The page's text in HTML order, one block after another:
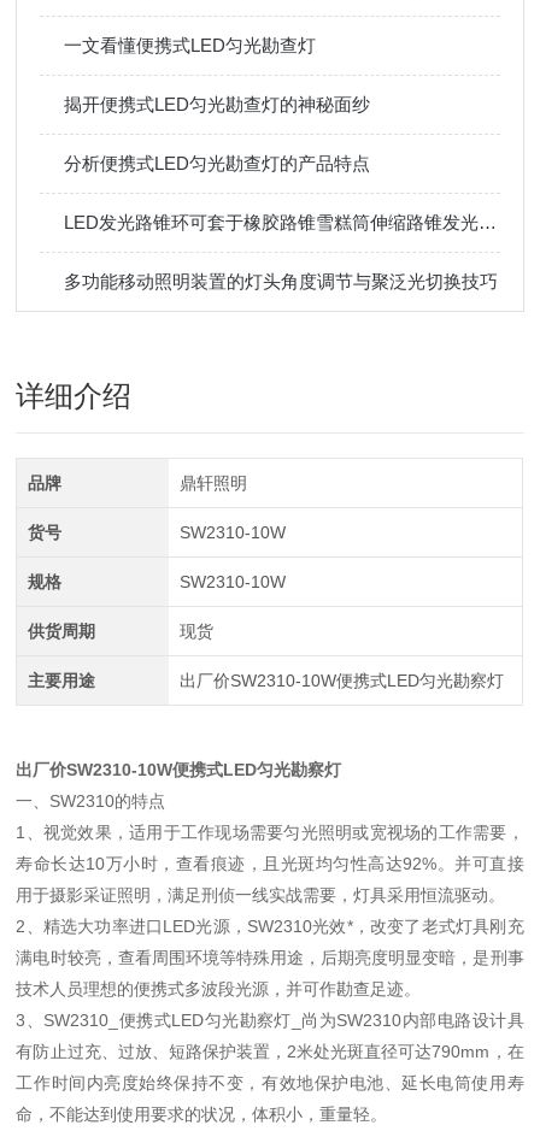
一文看懂便携式LED匀光勘查灯
揭开便携式LED匀光勘查灯的神秘面纱
分析便携式LED匀光勘查灯的产品特点
LED发光路锥环可套于橡胶路锥雪糕筒伸缩路锥发光警示圈声光路锥
多功能移动照明装置的灯头角度调节与聚泛光切换技巧
详细介绍
品牌 鼎轩照明
货号 SW2310-10W
规格 SW2310-10W
供货周期 现货
主要用途 出厂价SW2310-10W便携式LED匀光勘察灯
出厂价SW2310-10W便携式LED匀光勘察灯
一、SW2310的特点
1、视觉效果，适用于工作现场需要匀光照明或宽视场的工作需要，
寿命长达10万小时，查看痕迹，且光斑均匀性高达92%。并可直接
用于摄影采证照明，满足刑侦一线实战需要，灯具采用恒流驱动。
2、精选大功率进口LED光源，SW2310光效*，改变了老式灯具刚充
满电时较亮，查看周围环境等特殊用途，后期亮度明显变暗，是刑事
技术人员理想的便携式多波段光源，并可作勘查足迹。
3、SW2310_便携式LED匀光勘察灯_尚为SW2310内部电路设计具
有防止过充、过放、短路保护装置，2米处光斑直径可达790mm，在
工作时间内亮度始终保持不变，有效地保护电池、延长电筒使用寿
命，不能达到使用要求的状况，体积小，重量轻。